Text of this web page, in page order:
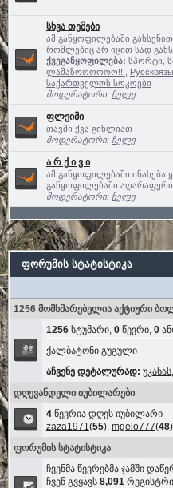
სხვა თემები
ამ განყოფილებაში
რომლებიც არ იცით სად
ქვეგანყოფილება: სპორტი
ლამაზოოოოოო!!!
საქართველოს სოკოები
მოდერატორი: ჩელე
ფლეიმი
თავში ქვა გიხლიათ
მოდერატორი: ჩელე
ა რ ქ ი ვ ი
ამ განყოფილებაში
განყოფილებაში აღარაფერი
მოდერატორი: ჩელე
ფორუმის სტატისტიკა
1256 მომხმარებელია აქტიური
1256სტუმარი, 0წევრი, 0
ქალბატონი გუგული
აჩვენე დეტალურად:
დღევანდელი იუბილარები
4წევრია დღეს იუბილარი
zaza1971(55), mgelo777(48
ფორუმის სტატისტიკა
ჩვენმა წევრებმა ჯამში
ჩვენ გვყავს 8,091